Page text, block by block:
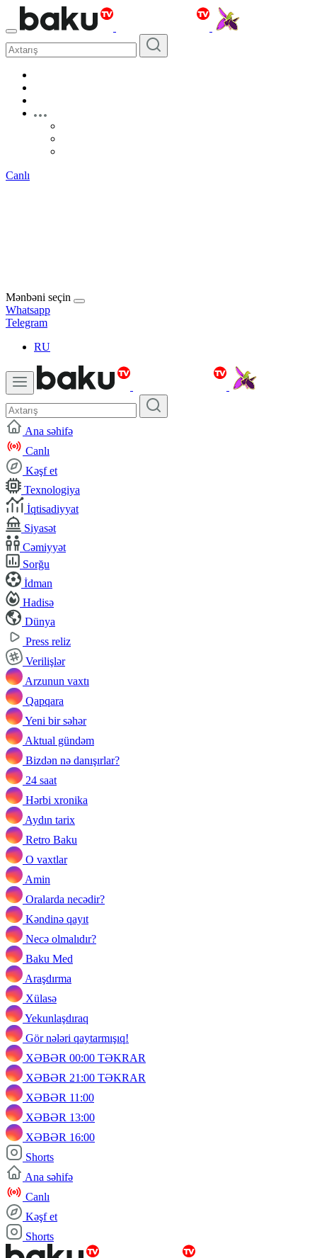
Canlı
Mənbəni seçin
Whatsapp
Telegram
RU
Ana səhifə
Canlı
Kəşf et
Texnologiya
İqtisadiyyat
Siyasət
Cəmiyyət
Sorğu
İdman
Hadisə
Dünya
Press reliz
Verilişlər
Arzunun vaxtı
Qapqara
Yeni bir səhər
Aktual gündəm
Bizdən nə danışırlar?
24 saat
Hərbi xronika
Aydın tarix
Retro Baku
O vaxtlar
Amin
Oralarda necədir?
Kəndinə qayıt
Necə olmalıdır?
Baku Med
Araşdırma
Xülasə
Yekunlaşdıraq
Gör nələri qaytarmışıq!
XƏBƏR 00:00 TƏKRAR
XƏBƏR 21:00 TƏKRAR
XƏBƏR 11:00
XƏBƏR 13:00
XƏBƏR 16:00
Shorts
Ana səhifə
Canlı
Kəşf et
Shorts